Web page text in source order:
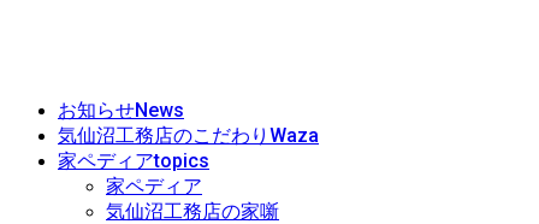
お知らせNews
気仙沼工務店のこだわり Waza
家ペディアtopics
家ペディア
気仙沼工務店の家噺